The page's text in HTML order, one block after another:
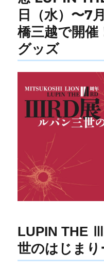
日（水）〜7
橋三越で開催
グッズ
LUPIN THE
世のはじまり